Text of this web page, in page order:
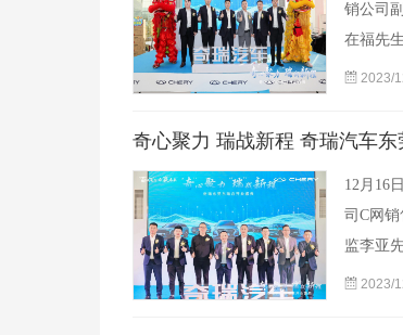
销公司
在福先
2023/
奇心聚力 瑞战新程 奇瑞汽车
12月16
司C网
监李亚
2023/